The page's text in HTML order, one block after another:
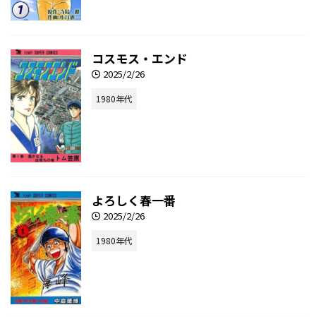
コスモス・エンド
2025/2/26
1980年代
よろしく春一番
2025/2/26
1980年代